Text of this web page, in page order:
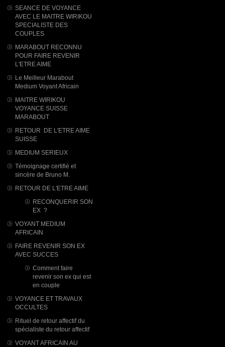
SEANCE DE VOYANCE
AVEC LE MAITRE WIRIKOU
SPECIALISTE DES
COUPLES
MARABOUT RECONNU
POUR FAIRE REVENIR
L'ETRE AIME
Le Meilleur Marabout
Medium Voyant Africain
MAITRE WIRIKOU
VOYANCE SUISSE
MARABOUT
RETOUR DE L'ETRE AIME
SUISSE
MEDIUM SERIEUX
Témoignage certifié et
sincère de Bruno M.
RETOUR DE L'ETRE AIME
RECONQUERIR SON
EX ?
VOYANT MEDIUM
AFRICAIN
FAIRE REVENIR SON EX
AVEC SUCCES
Comment faire
revenir son ex qui est
en couple
VOYANCE ET TRAVAUX
OCCULTES
Rituel de retour affectif du
spécialiste du retour affectif
VOYANT AFRICAIN AU